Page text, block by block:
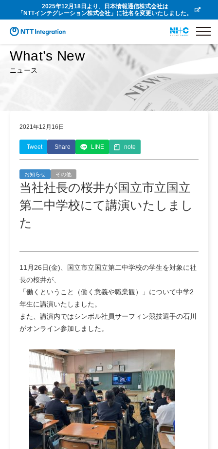
2025年12月18日より、日本情報通信株式会社は
「NTTインテグレーション株式会社」に社名を変更いたしました。
What’s New
ニュース
2021年12月16日
Tweet Share LINE note
お知らせ その他
当社社長の桜井が国立市立国立
第二中学校にて講演いたしまし
た
11月26日(金)、国立市立国立第二中学校の学生を対象に社
長の桜井が、
「働くということ（働く意義や職業観）」について中学2
年生に講演いたしました。
また、講演内ではシンボル社員サーフィン競技選手の石川
がオンライン参加しました。